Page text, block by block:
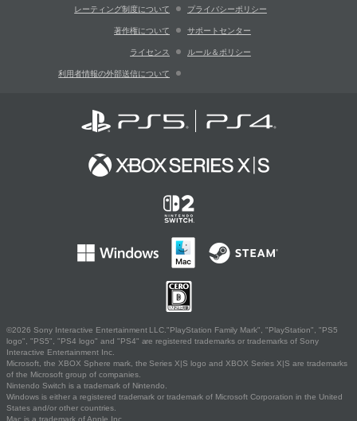
レーティング制度について プライバシーポリシー
著作権について サポートセンター
ライセンス ルール＆ポリシー
利用者情報の外部送信について
©2026 Sony Interactive Entertainment LLC."PlayStation Family Mark", "PlayStation", "PS5
logo", "PS5", "PS4 logo" and "PS4" are registered trademarks or trademarks of Sony
Interactive Entertainment Inc.
Microsoft, the XBOX Sphere mark, the Series X|S logo and XBOX Series X|S are trademarks
of the Microsoft group of companies.
Nintendo Switch is a trademark of Nintendo.
Windows is either a registered trademark or trademark of Microsoft Corporation in the United
States and/or other countries.
Mac is a trademark of Apple Inc.